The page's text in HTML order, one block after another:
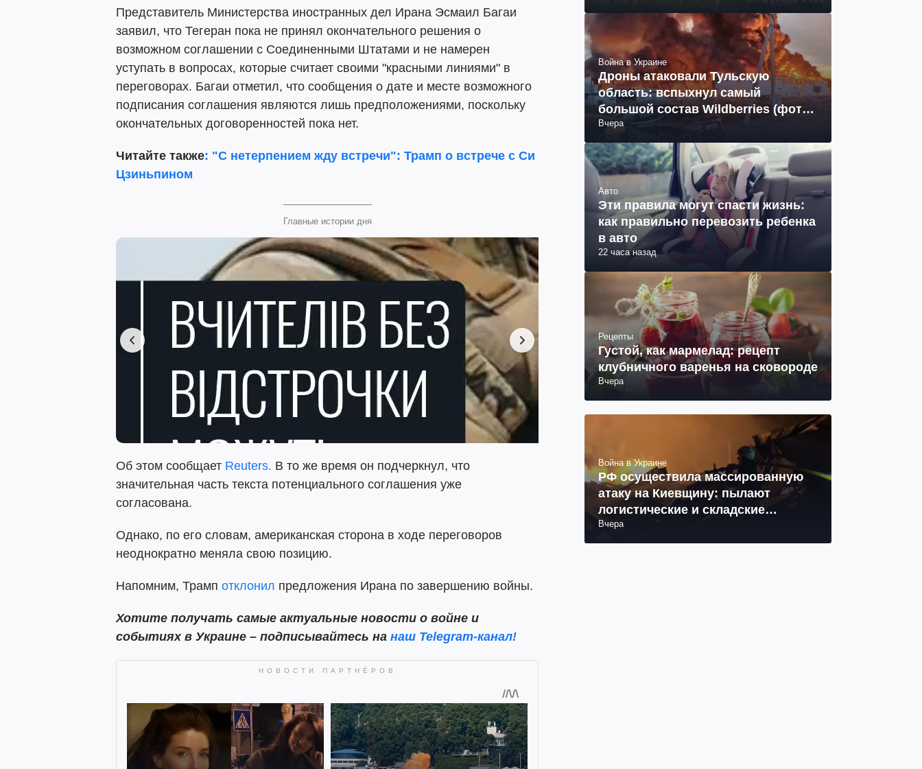
Представитель Министерства иностранных дел Ирана Эсмаил Багаи
заявил, что Тегеран пока не принял окончательного решения о
возможном соглашении с Соединенными Штатами и не намерен
уступать в вопросах, которые считает своими "красными линиями" в
переговорах. Багаи отметил, что сообщения о дате и месте возможного
подписания соглашения являются лишь предположениями, поскольку
окончательных договоренностей пока нет.
Читайте также: "С нетерпением жду встречи": Трамп о встрече с Си
Цзиньпином
Главные истории дня
Об этом сообщает Reuters. В то же время он подчеркнул, что
значительная часть текста потенциального соглашения уже
согласована.
Однако, по его словам, американская сторона в ходе переговоров
неоднократно меняла свою позицию.
Напомним, Трамп отклонил предложения Ирана по завершению войны.
Хотите получать самые актуальные новости о войне и
событиях в Украине – подписывайтесь на наш Telegram-канал!
Война в Украине
Дроны атаковали Тульскую
область: вспыхнул самый
большой состав Wildberries (фото,
видео)
Вчера
Авто
Эти правила могут спасти жизнь:
как правильно перевозить ребенка
в авто
22 часа назад
Рецепты
Густой, как мармелад: рецепт
клубничного варенья на сковороде
Вчера
Война в Украине
РФ осуществила массированную
атаку на Киевщину: пылают
логистические и складские
комплексы, 14 погибших, 27
раненых (фото, видео)
Вчера